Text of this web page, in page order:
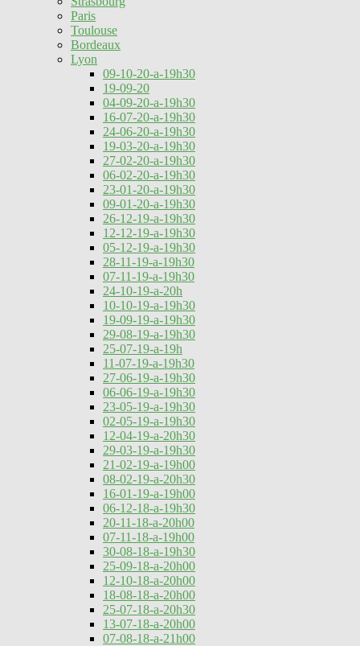
Paris
Toulouse
Bordeaux
Lyon
09-10-20-a-19h30
19-09-20
04-09-20-a-19h30
16-07-20-a-19h30
24-06-20-a-19h30
19-03-20-a-19h30
27-02-20-a-19h30
06-02-20-a-19h30
23-01-20-a-19h30
09-01-20-a-19h30
26-12-19-a-19h30
12-12-19-a-19h30
05-12-19-a-19h30
28-11-19-a-19h30
07-11-19-a-19h30
24-10-19-a-20h
10-10-19-a-19h30
19-09-19-a-19h30
29-08-19-a-19h30
25-07-19-a-19h
11-07-19-a-19h30
27-06-19-a-19h30
06-06-19-a-19h30
23-05-19-a-19h30
02-05-19-a-19h30
12-04-19-a-20h30
29-03-19-a-19h30
21-02-19-a-19h00
08-02-19-a-20h30
16-01-19-a-19h00
06-12-18-a-19h30
20-11-18-a-20h00
07-11-18-a-19h00
30-08-18-a-19h30
25-09-18-a-20h00
12-10-18-a-20h00
18-08-18-a-20h00
25-07-18-a-20h30
13-07-18-a-20h00
07-08-18-a-21h00